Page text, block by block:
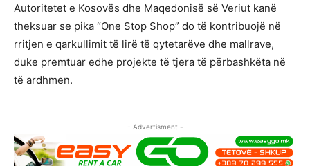
Autoritetet e Kosovës dhe Maqedonisë së Veriut kanë
theksuar se pika “One Stop Shop” do të kontribuojë në
rritjen e qarkullimit të lirë të qytetarëve dhe mallrave,
duke premtuar edhe projekte të tjera të përbashkëta në
të ardhmen.
- Advertisment -